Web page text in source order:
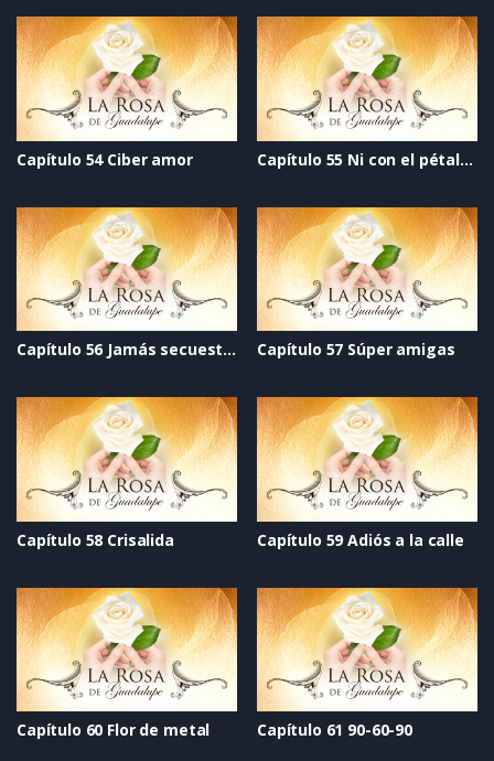
Capítulo 54 Ciber amor Capítulo 55 Ni con el pétalo de una rosa
Capítulo 56 Jamás secuestrarán tu alma Capítulo 57 Súper amigas
Capítulo 58 Crisalida Capítulo 59 Adiós a la calle
Capítulo 60 Flor de metal Capítulo 61 90-60-90